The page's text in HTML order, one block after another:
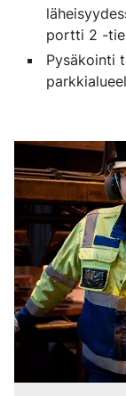
portti 2 -
Pysäkointi